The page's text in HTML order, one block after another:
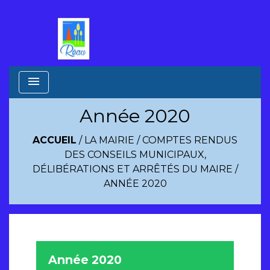
menu
Année 2020
ACCUEIL / LA MAIRIE /COMPTES RENDUS
DES CONSEILS MUNICIPAUX,
DÉLIBÉRATIONS ET ARRÊTÉS DU MAIRE /
ANNÉE 2020
Année 2020